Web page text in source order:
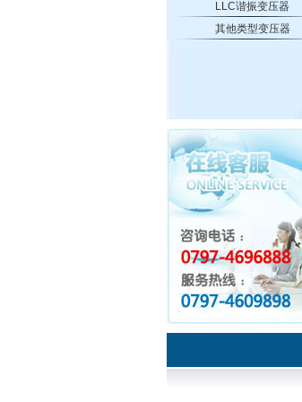
LLC谐振变压器
其他类型变压器